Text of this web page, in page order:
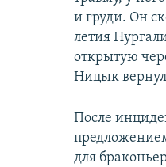
и груди. Он
летия
открытую
Ницык
После
для